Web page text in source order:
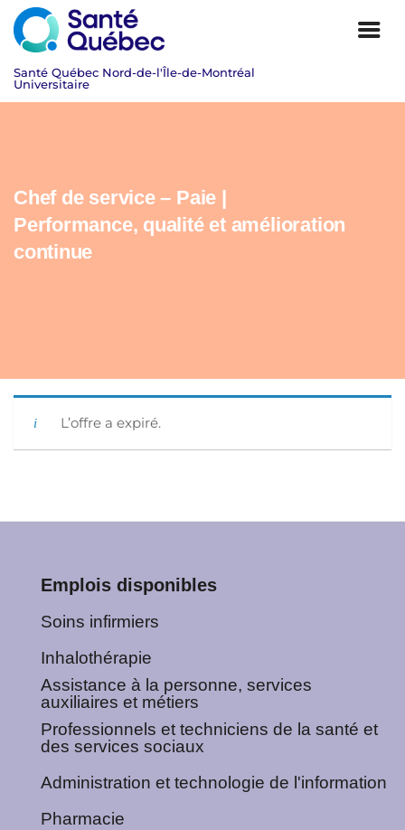
Chef de service – Paie |
Performance, qualité et amélioration
continue
L’offre a expiré.
Emplois disponibles
Soins infirmiers
Inhalothérapie
Assistance à la personne, services
auxiliaires et métiers
Professionnels et techniciens de la santé et
des services sociaux
Administration et technologie de l'information
Pharmacie